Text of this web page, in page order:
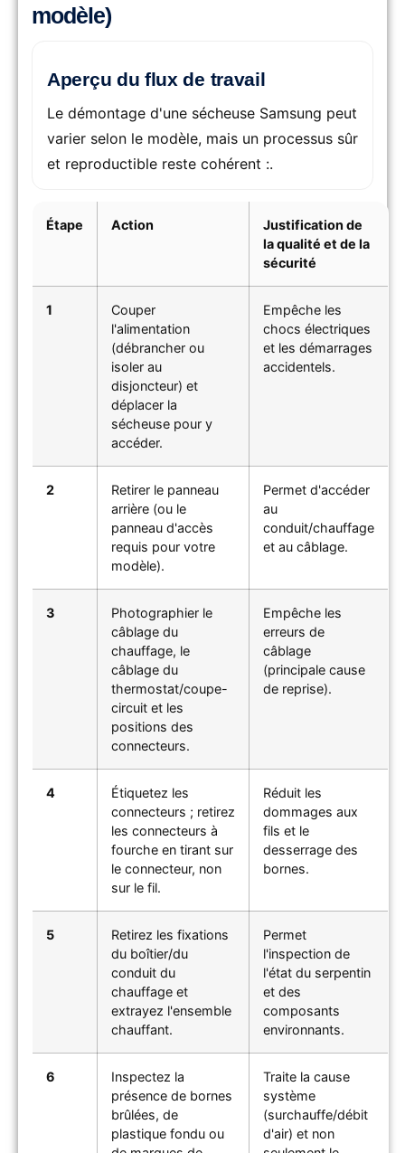
modèle)
Aperçu du flux de travail
Le démontage d'une sécheuse Samsung peut
varier selon le modèle, mais un processus sûr
et reproductible reste cohérent :.
Étape Action
Justification de
la qualité et de la
sécurité
1
Couper
l'alimentation
(débrancher ou
isoler au
disjoncteur) et
déplacer la
sécheuse pour y
accéder.
Empêche les
chocs électriques
et les démarrages
accidentels.
2
Retirer le panneau
arrière (ou le
panneau d'accès
requis pour votre
modèle).
Permet d'accéder
au
conduit/chauffage
et au câblage.
3
Photographier le
câblage du
chauffage, le
câblage du
thermostat/coupe-
circuit et les
positions des
connecteurs.
Empêche les
erreurs de
câblage
(principale cause
de reprise).
4
Étiquetez les
connecteurs ; retirez
les connecteurs à
fourche en tirant sur
le connecteur, non
sur le fil.
Réduit les
dommages aux
fils et le
desserrage des
bornes.
5
Retirez les fixations
du boîtier/du
conduit du
chauffage et
extrayez l'ensemble
chauffant.
Permet
l'inspection de
l'état du serpentin
et des
composants
environnants.
6
Inspectez la
présence de bornes
brûlées, de
plastique fondu ou
Traite la cause
système
(surchauffe/débit
d'air) et non